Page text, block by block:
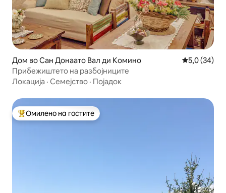
Дом во Сан Донаато Вал ди Комино Просечна
5,0 (34)
Прибежиштето на разбојниците
Локација · Семејство · Појадок
Меѓу најуспешните „Омилени на гостите“
Омилено на гостите